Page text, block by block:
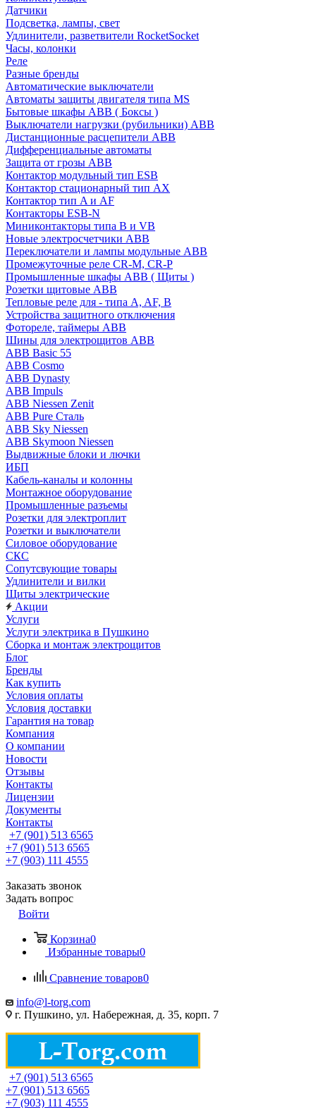
Датчики
Подсветка, лампы, свет
Удлинители, разветвители RocketSocket
Часы, колонки
Реле
Разные бренды
Автоматические выключатели
Автоматы защиты двигателя типа MS
Бытовые шкафы ABB ( Боксы )
Выключатели нагрузки (рубильники) ABB
Дистанционные расцепители ABB
Дифференциальные автоматы
Защита от грозы ABB
Контактор модульный тип ESB
Контактор стационарный тип AX
Контактор тип A и AF
Контакторы ESB-N
Миниконтакторы типа B и VB
Новые электросчетчики ABB
Переключатели и лампы модульные ABB
Промежуточные реле CR-M, CR-P
Промышленные шкафы ABB ( Щиты )
Розетки щитовые ABB
Тепловые реле для - типа A, AF, B
Устройства защитного отключения
Фотореле, таймеры ABB
Шины для электрощитов АВВ
ABB Basic 55
ABB Cosmo
ABB Dynasty
ABB Impuls
ABB Niessen Zenit
ABB Pure Сталь
ABB Sky Niessen
ABB Skymoon Niessen
Выдвижные блоки и лючки
ИБП
Кабель-каналы и колонны
Монтажное оборудование
Промышленные разъемы
Розетки для электроплит
Розетки и выключатели
Силовое оборудование
СКС
Сопутсвующие товары
Удлинители и вилки
Щиты электрические
Акции
Услуги
Услуги электрика в Пушкино
Сборка и монтаж электрощитов
Блог
Бренды
Как купить
Условия оплаты
Условия доставки
Гарантия на товар
Компания
О компании
Новости
Отзывы
Контакты
Лицензии
Документы
Контакты
+7 (901) 513 6565
+7 (901) 513 6565
+7 (903) 111 4555
Заказать звонок
Задать вопрос
Войти
Корзина0
Избранные товары0
Сравнение товаров0
info@l-torg.com
г. Пушкино, ул. Набережная, д. 35, корп. 7
+7 (901) 513 6565
+7 (901) 513 6565
+7 (903) 111 4555